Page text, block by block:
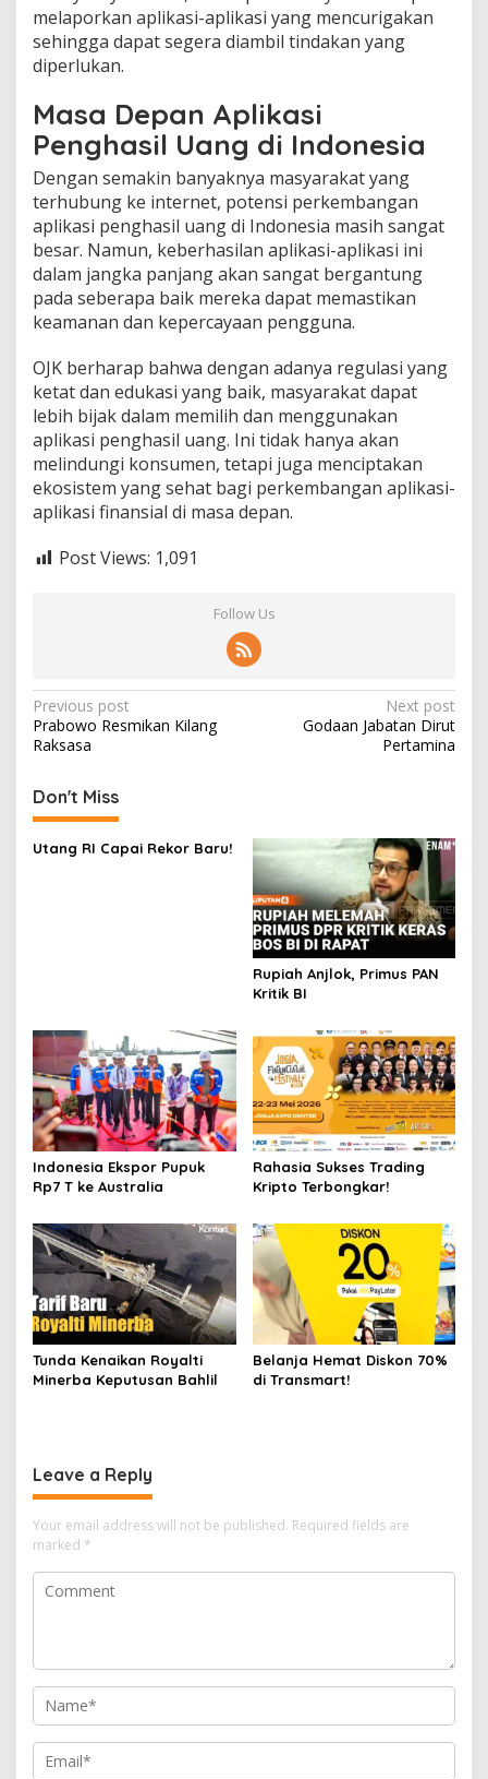
melaporkan aplikasi-aplikasi yang mencurigakan
sehingga dapat segera diambil tindakan yang
diperlukan.
Masa Depan Aplikasi
Penghasil Uang di Indonesia
Dengan semakin banyaknya masyarakat yang
terhubung ke internet, potensi perkembangan
aplikasi penghasil uang di Indonesia masih sangat
besar. Namun, keberhasilan aplikasi-aplikasi ini
dalam jangka panjang akan sangat bergantung
pada seberapa baik mereka dapat memastikan
keamanan dan kepercayaan pengguna.
OJK berharap bahwa dengan adanya regulasi yang
ketat dan edukasi yang baik, masyarakat dapat
lebih bijak dalam memilih dan menggunakan
aplikasi penghasil uang. Ini tidak hanya akan
melindungi konsumen, tetapi juga menciptakan
ekosistem yang sehat bagi perkembangan aplikasi-
aplikasi finansial di masa depan.
Post Views: 1,091
Follow Us
Post
navigation
Previous post
Prabowo Resmikan Kilang
Raksasa
Next post
Godaan Jabatan Dirut
Pertamina
Don't Miss
Utang RI Capai Rekor Baru!
Rupiah Anjlok, Primus PAN
Kritik BI
Indonesia Ekspor Pupuk
Rp7 T ke Australia
Rahasia Sukses Trading
Kripto Terbongkar!
Tunda Kenaikan Royalti
Minerba Keputusan Bahlil
Belanja Hemat Diskon 70%
di Transmart!
Leave a Reply
Your email address will not be published. Required fields are
marked *